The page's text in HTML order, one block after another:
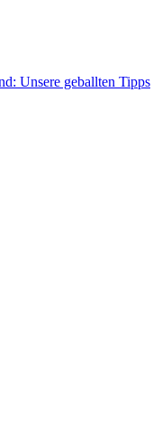
Unsere geballten Tipps